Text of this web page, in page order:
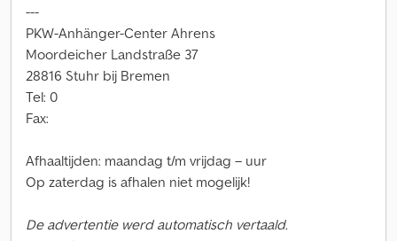
---
PKW-Anhänger-Center Ahrens
Moordeicher Landstraße 37
28816 Stuhr bij Bremen
Tel: 0
Fax:
Afhaaltijden: maandag t/m vrijdag – uur
Op zaterdag is afhalen niet mogelijk!
De advertentie werd automatisch vertaald.